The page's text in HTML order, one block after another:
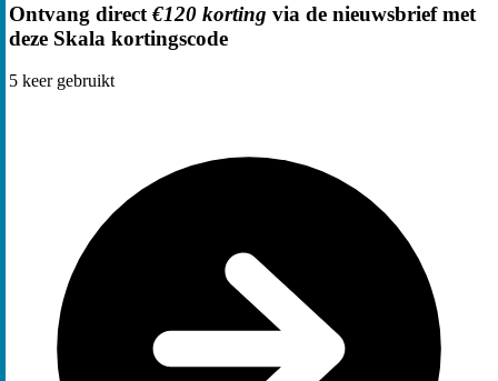
Ontvang direct €120 korting via de nieuwsbrief met
deze Skala kortingscode
5 keer gebruikt